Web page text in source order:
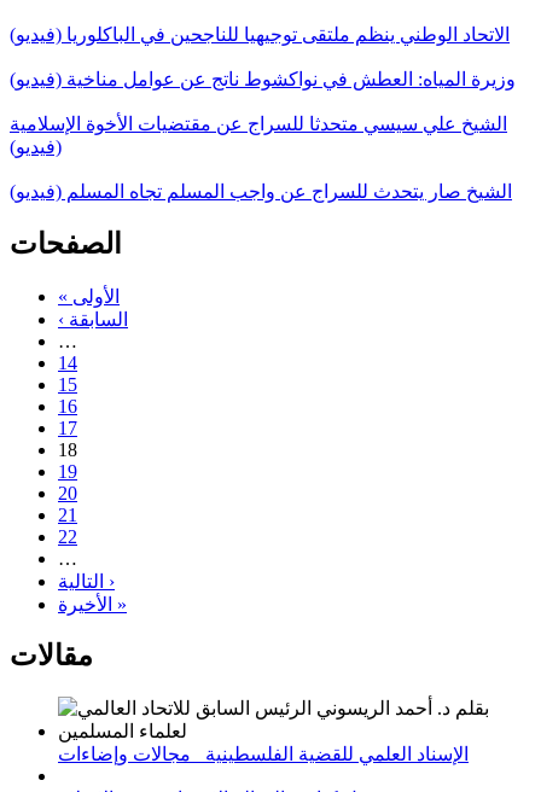
الاتحاد الوطني ينظم ملتقى توجيهيا للناجحين في الباكلوريا (فيديو)
وزيرة المياه: العطش في نواكشوط ناتج عن عوامل مناخية (فيديو)
الشيخ علي سيسي متحدثا للسراج عن مقتضيات الأخوة الإسلامية
(فيديو)
الشيخ صار يتحدث للسراج عن واجب المسلم تجاه المسلم (فيديو)
الصفحات
« الأولى
‹ السابقة
…
14
15
16
17
18
19
20
21
22
…
التالية ›
الأخيرة »
مقالات
الإسناد العلمي للقضية الفلسطينية_ مجالات وإضاءات